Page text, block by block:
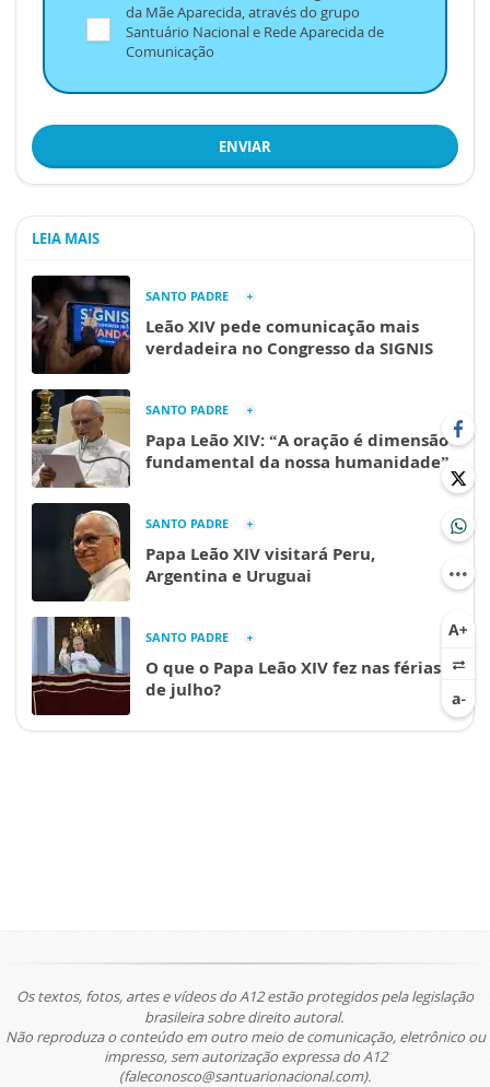
da Mãe Aparecida, através do grupo
Santuário Nacional e Rede Aparecida de
Comunicação
ENVIAR
LEIA MAIS
SANTO PADRE
Leão XIV pede comunicação mais
verdadeira no Congresso da SIGNIS
SANTO PADRE
Papa Leão XIV: “A oração é dimensão
fundamental da nossa humanidade”
SANTO PADRE
Papa Leão XIV visitará Peru,
Argentina e Uruguai
SANTO PADRE
O que o Papa Leão XIV fez nas férias
de julho?
Os textos, fotos, artes e vídeos do A12 estão protegidos pela legislação
brasileira sobre direito autoral.
Não reproduza o conteúdo em outro meio de comunicação, eletrônico ou
impresso, sem autorização expressa do A12
(faleconosco@santuarionacional.com).